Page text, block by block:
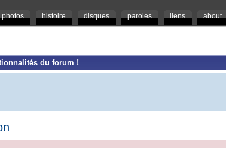
photos histoire disques paroles liens about
du forum !